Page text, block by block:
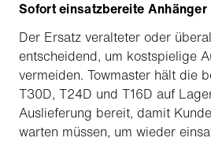
Sofort einsatzbereite Anhänger
Der Ersatz veralteter oder
entscheidend, um kostspielige
vermeiden. Towmaster hält die
T30D, T24D und T16D auf
Auslieferung bereit, damit
warten müssen, um wieder